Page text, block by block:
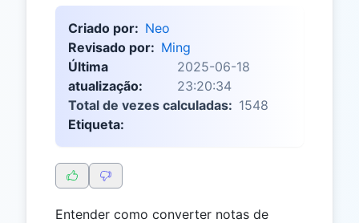
Criado por: Neo
Revisado por: Ming
Última
atualização:
2025-06-18
23:20:34
Total de vezes calculadas: 1548
Etiqueta:
Entender como converter notas de